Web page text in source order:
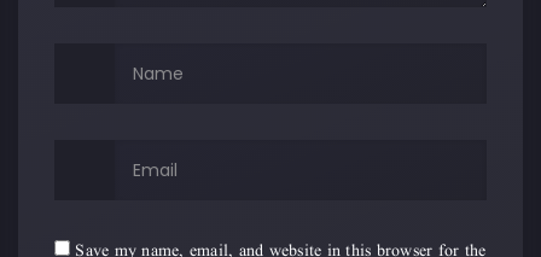
Save my name, email, and website in this browser for the